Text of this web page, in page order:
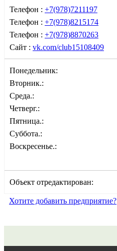
Телефон : +7(978)7211197
Телефон : +7(978)8215174
Телефон : +7(978)8870263
Сайт : vk.com/club15108409
Понедельник:
Вторник.:
Среда.:
Четверг.:
Пятница.:
Суббота.:
Воскресенье.:
Объект отредактирован:
Хотите добавить предприятие?